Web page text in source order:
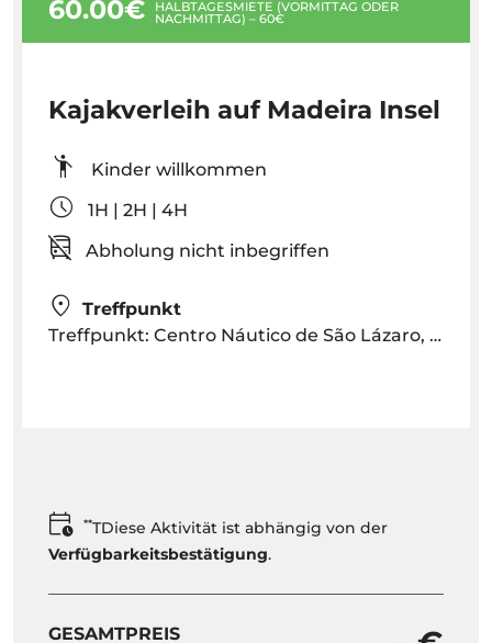
60.00€ HALBTAGESMIETE (VORMITTAG ODER
NACHMITTAG) – 60€
Kajakverleih auf Madeira Insel
Kinder willkommen
1H | 2H | 4H
Abholung nicht inbegriffen
Treffpunkt
Treffpunkt: Centro Náutico de São Lázaro, Av. Sá Carneiro
**TDiese Aktivität ist abhängig von der
Verfügbarkeitsbestätigung.
GESAMTPREIS